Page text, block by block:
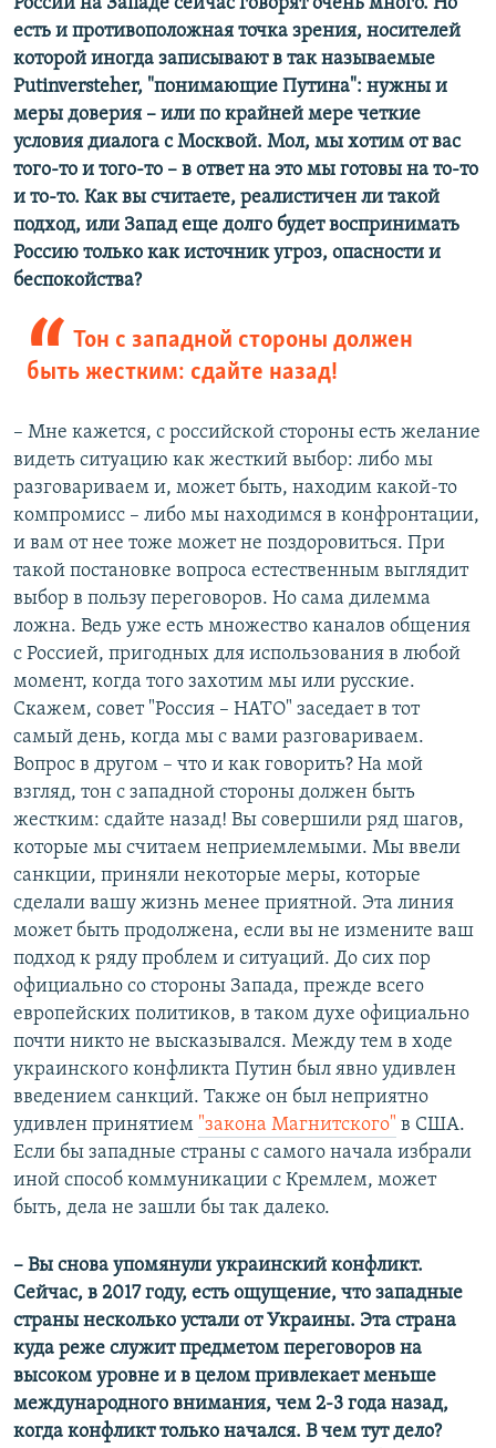
есть и противоположная точка зрения, носителей
которой иногда записывают в так называемые
Putinversteher, "понимающие Путина": нужны и
меры доверия – или по крайней мере четкие
условия диалога с Москвой. Мол, мы хотим от вас
того-то и того-то – в ответ на это мы готовы на то-то
и то-то. Как вы считаете, реалистичен ли такой
подход, или Запад еще долго будет воспринимать
Россию только как источник угроз, опасности и
беспокойства?
Тон с западной стороны должен
быть жестким: сдайте назад!
– Мне кажется, с российской стороны есть желание
видеть ситуацию как жесткий выбор: либо мы
разговариваем и, может быть, находим какой-то
компромисс – либо мы находимся в конфронтации,
и вам от нее тоже может не поздоровиться. При
такой постановке вопроса естественным выглядит
выбор в пользу переговоров. Но сама дилемма
ложна. Ведь уже есть множество каналов общения
с Россией, пригодных для использования в любой
момент, когда того захотим мы или русские.
Скажем, совет "Россия – НАТО" заседает в тот
самый день, когда мы с вами разговариваем.
Вопрос в другом – что и как говорить? На мой
взгляд, тон с западной стороны должен быть
жестким: сдайте назад! Вы совершили ряд шагов,
которые мы считаем неприемлемыми. Мы ввели
санкции, приняли некоторые меры, которые
сделали вашу жизнь менее приятной. Эта линия
может быть продолжена, если вы не измените ваш
подход к ряду проблем и ситуаций. До сих пор
официально со стороны Запада, прежде всего
европейских политиков, в таком духе официально
почти никто не высказывался. Между тем в ходе
украинского конфликта Путин был явно удивлен
введением санкций. Также он был неприятно
удивлен принятием "закона Магнитского" в США.
Если бы западные страны с самого начала избрали
иной способ коммуникации с Кремлем, может
быть, дела не зашли бы так далеко.
​– Вы снова упомянули украинский конфликт.
Сейчас, в 2017 году, есть ощущение, что западные
страны несколько устали от Украины. Эта страна
куда реже служит предметом переговоров на
высоком уровне и в целом привлекает меньше
международного внимания, чем 2-3 года назад,
когда конфликт только начался. В чем тут дело?